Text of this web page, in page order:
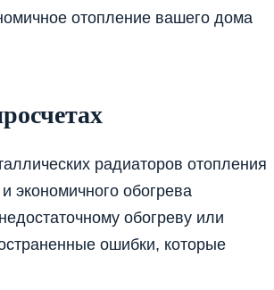
отопление вашего дома
радиаторов отопления
экономичного обогрева
обогреву или
ошибки, которые